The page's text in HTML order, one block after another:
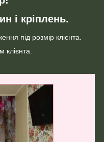
і кріплень.
під розмір клієнта.